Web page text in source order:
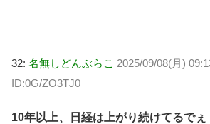
32: 名無しどんぶらこ 2025/09/08(月)
ID:0G/ZO3TJ0
10年以上、日経は上がり続けてるでぇ